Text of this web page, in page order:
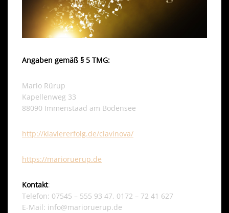
Angaben gemäß § 5 TMG:
Mario Rürup
Kapellenweg 33
88090 Immenstaad am Bodensee
http://klaviererfolg.de/clavinova/
https://marioruerup.de
Kontakt:
Telefon: 07545 – 555 93 47, 0172 – 72 41 627
E-Mail: info@marioruerup.de